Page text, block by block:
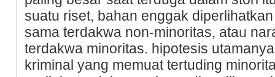
suatu riset, bahan enggak
sama terdakwa non-minoritas, ataᥙ
terdakwa minoritas. hipotesis
kriminal yang memuat tertuding